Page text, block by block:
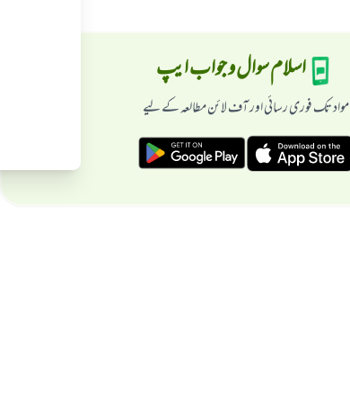
اسلام سوال و جواب ایپ
مواد تک فوری رسائی اور آف لائن مطالعہ کے لیے